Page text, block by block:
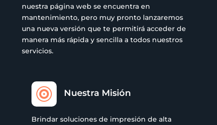
nuestra página web se encuentra en
mantenimiento, pero muy pronto lanzaremos
una nueva versión que te permitirá acceder de
manera más rápida y sencilla a todos nuestros
servicios.
 Nuestra Misión
Brindar soluciones de impresión de alta